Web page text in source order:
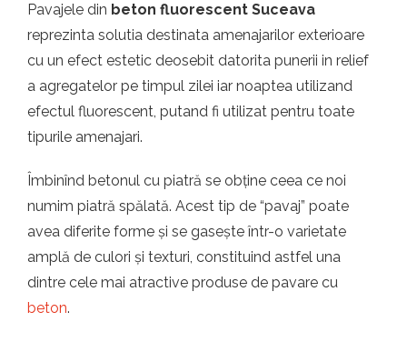
Pavajele din beton fluorescent Suceava
reprezinta solutia destinata amenajarilor exterioare
cu un efect estetic deosebit datorita punerii in relief
a agregatelor pe timpul zilei iar noaptea utilizand
efectul fluorescent, putand fi utilizat pentru toate
tipurile amenajari.
Îmbinînd betonul cu piatră se obține ceea ce noi
numim piatră spălată. Acest tip de “pavaj” poate
avea diferite forme și se gasește într-o varietate
amplă de culori și texturi, constituind astfel una
dintre cele mai atractive produse de pavare cu
beton.